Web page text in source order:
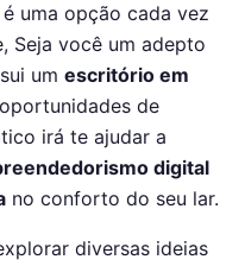
é uma opção cada vez
Seja você um adepto
um escritório em
de
irá te ajudar a
digital
no conforto do seu lar.
diversas ideias